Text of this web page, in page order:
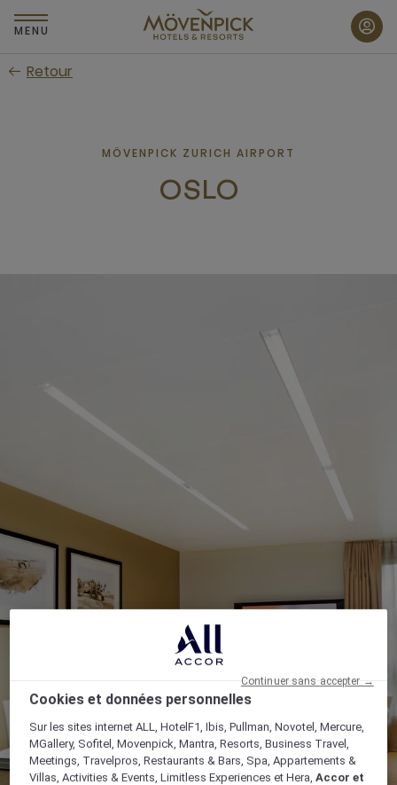
Passer
au
principal
MENU
Retour
MÖVENPICK ZURICH AIRPORT
OSLO
Cookies et données personnelles
Sur les sites internet ALL, HotelF1, Ibis, Pullman, Novotel, Mercure,
MGallery, Sofitel, Movenpick, Mantra, Resorts, Business Travel,
Meetings, Travelpros, Restaurants & Bars, Spa, Appartements &
Villas, Activities & Events, Limitless Experiences et Hera,Accor et
Continuer sans accepter →